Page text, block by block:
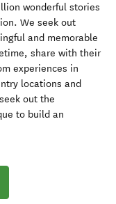
wonderful stories
We seek out
and memorable
share with their
experiences in
locations and
out the
to build an